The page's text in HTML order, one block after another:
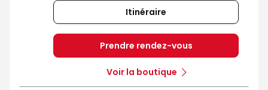
Itinéraire
Prendre rendez-vous
Voir la boutique